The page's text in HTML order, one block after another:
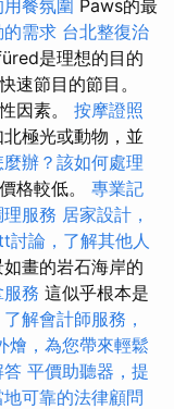
餐氛圍 Paws的最
需求 台北整復治
是理想的目的
速節目的節目。
因素。 按摩證照
極光或動物，並
辦？該如何處理
格較低。 專業記
服務 居家設計，
討論，了解其他人
畫的岩石海岸的
務 這似乎根本是
了解會計師服務，
燴，為您帶來輕鬆
答 平價助聽器，提
可靠的法律顧問